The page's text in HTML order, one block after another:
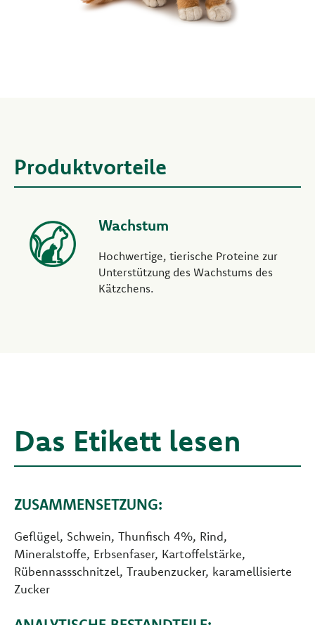
Produktvorteile
Wachstum
Hochwertige, tierische Proteine zur
Unterstützung des Wachstums des
Kätzchens.
Das Etikett lesen
ZUSAMMENSETZUNG:
Geflügel, Schwein, Thunfisch 4%, Rind,
Mineralstoffe, Erbsenfaser, Kartoffelstärke,
Rübennassschnitzel, Traubenzucker, karamellisierte
Zucker